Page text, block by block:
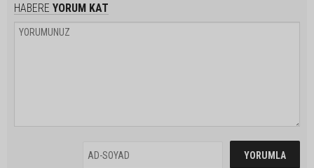
HABERE YORUM KAT